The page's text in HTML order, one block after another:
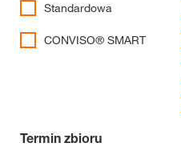
Standardowa
CONVISO® SMART
Termin zbioru